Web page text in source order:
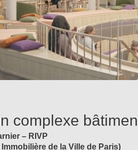
complexe
– RIVP
de la Ville de Paris)